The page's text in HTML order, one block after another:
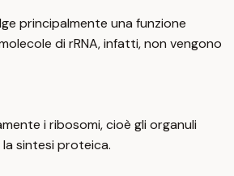
principalmente una funzione
di rRNA, infatti, non vengono
i ribosomi, cioè gli organuli
la sintesi proteica.